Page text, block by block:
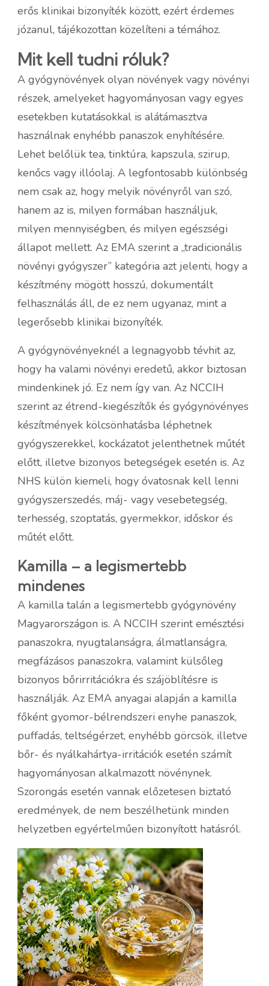
erős klinikai bizonyíték között, ezért érdemes
józanul, tájékozottan közelíteni a témához.
Mit kell tudni róluk?
A gyógynövények olyan növények vagy növényi
részek, amelyeket hagyományosan vagy egyes
esetekben kutatásokkal is alátámasztva
használnak enyhébb panaszok enyhítésére.
Lehet belőlük tea, tinktúra, kapszula, szirup,
kenőcs vagy illóolaj. A legfontosabb különbség
nem csak az, hogy melyik növényről van szó,
hanem az is, milyen formában használjuk,
milyen mennyiségben, és milyen egészségi
állapot mellett. Az EMA szerint a „tradicionális
növényi gyógyszer” kategória azt jelenti, hogy a
készítmény mögött hosszú, dokumentált
felhasználás áll, de ez nem ugyanaz, mint a
legerősebb klinikai bizonyíték.
A gyógynövényeknél a legnagyobb tévhit az,
hogy ha valami növényi eredetű, akkor biztosan
mindenkinek jó. Ez nem így van. Az NCCIH
szerint az étrend-kiegészítők és gyógynövényes
készítmények kölcsönhatásba léphetnek
gyógyszerekkel, kockázatot jelenthetnek műtét
előtt, illetve bizonyos betegségek esetén is. Az
NHS külön kiemeli, hogy óvatosnak kell lenni
gyógyszerszedés, máj- vagy vesebetegség,
terhesség, szoptatás, gyermekkor, időskor és
műtét előtt.
Kamilla – a legismertebb
mindenes
A kamilla talán a legismertebb gyógynövény
Magyarországon is. A NCCIH szerint emésztési
panaszokra, nyugtalanságra, álmatlanságra,
megfázásos panaszokra, valamint külsőleg
bizonyos bőrirritációkra és szájöblítésre is
használják. Az EMA anyagai alapján a kamilla
főként gyomor-bélrendszeri enyhe panaszok,
puffadás, teltségérzet, enyhébb görcsök, illetve
bőr- és nyálkahártya-irritációk esetén számít
hagyományosan alkalmazott növénynek.
Szorongás esetén vannak előzetesen biztató
eredmények, de nem beszélhetünk minden
helyzetben egyértelműen bizonyított hatásról.